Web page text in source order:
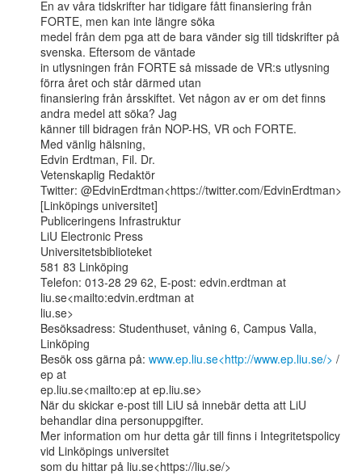
En av våra tidskrifter har tidigare fått finansiering från
FORTE, men kan inte längre söka
medel från dem pga att de bara vänder sig till tidskrifter på
svenska. Eftersom de väntade
in utlysningen från FORTE så missade de VR:s utlysning
förra året och står därmed utan
finansiering från årsskiftet. Vet någon av er om det finns
andra medel att söka? Jag
känner till bidragen från NOP-HS, VR och FORTE.
Med vänlig hälsning,
Edvin Erdtman, Fil. Dr.
Vetenskaplig Redaktör
Twitter: @EdvinErdtman<https://twitter.com/EdvinErdtman>
[Linköpings universitet]
Publiceringens Infrastruktur
LiU Electronic Press
Universitetsbiblioteket
581 83 Linköping
Telefon: 013-28 29 62, E-post: edvin.erdtman at
liu.se<mailto:edvin.erdtman at
liu.se>
Besöksadress: Studenthuset, våning 6, Campus Valla,
Linköping
Besök oss gärna på: www.ep.liu.se<http://www.ep.liu.se/> /
ep at
ep.liu.se<mailto:ep at ep.liu.se>
När du skickar e-post till LiU så innebär detta att LiU
behandlar dina personuppgifter.
Mer information om hur detta går till finns i Integritetspolicy
vid Linköpings universitet
som du hittar på liu.se<https://liu.se/>